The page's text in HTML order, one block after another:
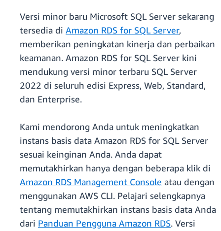
Versi minor baru Microsoft SQL Server sekarang
tersedia di Amazon RDS for SQL Server,
memberikan peningkatan kinerja dan perbaikan
keamanan. Amazon RDS for SQL Server kini
mendukung versi minor terbaru SQL Server
2022 di seluruh edisi Express, Web, Standard,
dan Enterprise.
Kami mendorong Anda untuk meningkatkan
instans basis data Amazon RDS for SQL Server
sesuai keinginan Anda. Anda dapat
memutakhirkan hanya dengan beberapa klik di
Amazon RDS Management Console atau dengan
menggunakan AWS CLI. Pelajari selengkapnya
tentang memutakhirkan instans basis data Anda
dari Panduan Pengguna Amazon RDS. Versi